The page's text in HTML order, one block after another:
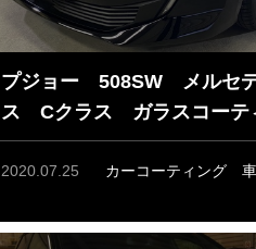
プジョー 508SW メルセ
ス Cクラス ガラスコーテ
2020.07.25 カーコーティング